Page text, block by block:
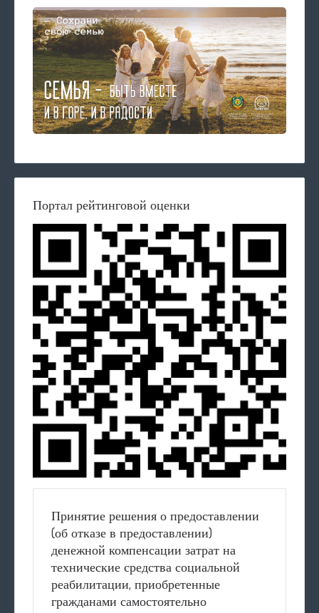
Портал рейтинговой оценки
Принятие решения о предоставлении
(об отказе в предоставлении)
денежной компенсации затрат на
технические средства социальной
реабилитации, приобретенные
гражданами самостоятельно